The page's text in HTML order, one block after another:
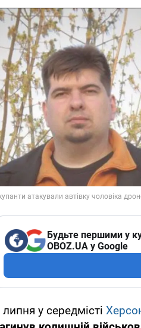
Будьте першими у
OBOZ.UA у Google
липня у середмісті